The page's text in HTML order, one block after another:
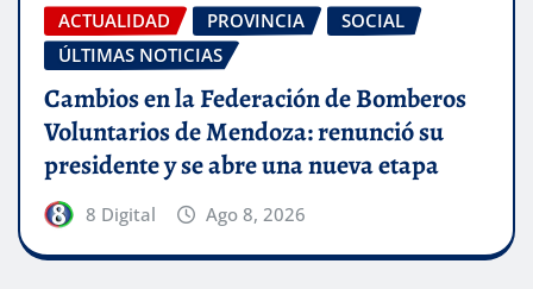
ACTUALIDAD PROVINCIA
SOCIAL
ÚLTIMAS NOTICIAS
Cambios en la Federación de Bomberos
Voluntarios de Mendoza: renunció su
presidente y se abre una nueva etapa
8 Digital Ago 8, 2026